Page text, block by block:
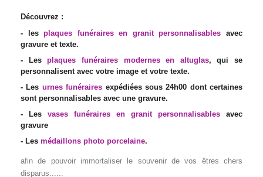
Découvrez :
- lesplaques funéraires en granit personnalisables avec
gravure et texte.
- Lesplaques funéraires modernes en altuglas, qui se
personnalisent avec votre image et votre texte.
- Les urnes funéraires expédiées sous 24h00 dont certaines
sont personnalisables avec une gravure.
- Les vases funéraires en granit personnalisables avec
gravure
- Les médaillons photo porcelaine.
afin de pouvoir immortaliser le souvenir de vos êtres chers
disparus......